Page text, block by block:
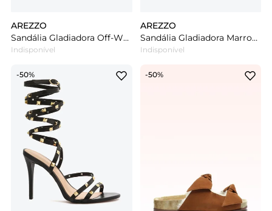
AREZZO
Sandália Gladiadora Off-White Arezzo Couro Salto Fino Ella
Indisponível
AREZZO
Sandália Gladiadora Marrom Arezzo Couro Salto Fino Ella
Indisponível
-50% -50%